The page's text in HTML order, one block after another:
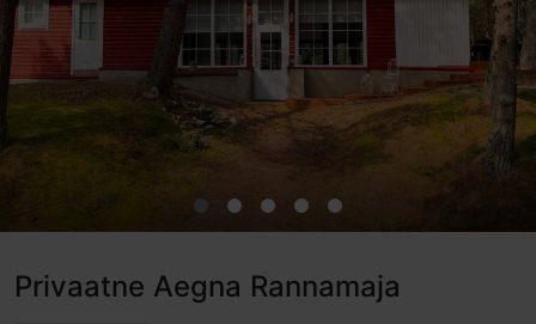
Privaatne Aegna Rannamaja